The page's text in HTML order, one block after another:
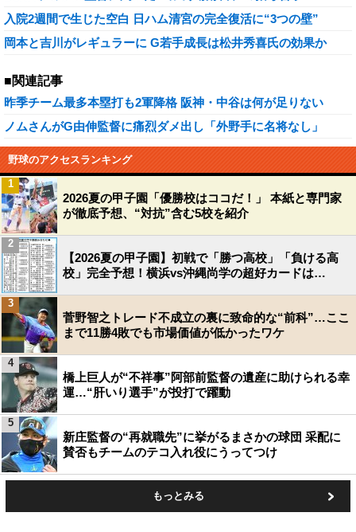
入院2週間で生じた空白 日ハム清宮の完全復活に“3つの壁”
岡本と吉川がレギュラーに G若手成長は松井秀喜氏の効果か
■関連記事
昨季チーム最多本塁打も2軍降格 阪神・中谷は何が足りない
ノムさんがG由伸監督に痛烈ダメ出し「外野手に名将なし」
野球のアクセスランキング
2026夏の甲子園「優勝校はココだ！」 本紙と専門家
が徹底予想、“対抗”含む5校を紹介
1
【2026夏の甲子園】初戦で「勝つ高校」「負ける高
校」完全予想！横浜vs沖縄尚学の超好カードは…
2
菅野智之トレード不成立の裏に致命的な“前科”…ここ
まで11勝4敗でも市場価値が低かったワケ
3
橋上巨人が“不祥事”阿部前監督の遺産に助けられる幸
運…“肝いり選手”が投打で躍動
4
新庄監督の“再就職先”に挙がるまさかの球団 采配に
賛否もチームのテコ入れ役にうってつけ
5
もっとみる